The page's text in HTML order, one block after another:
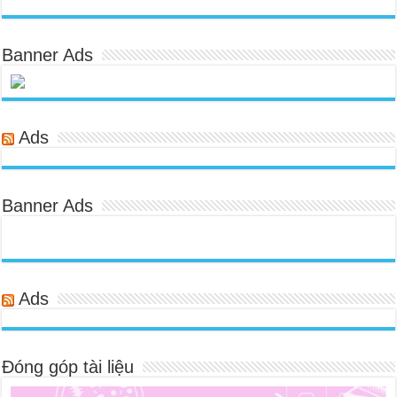
Banner Ads
Ads
Banner Ads
Ads
Đóng góp tài liệu